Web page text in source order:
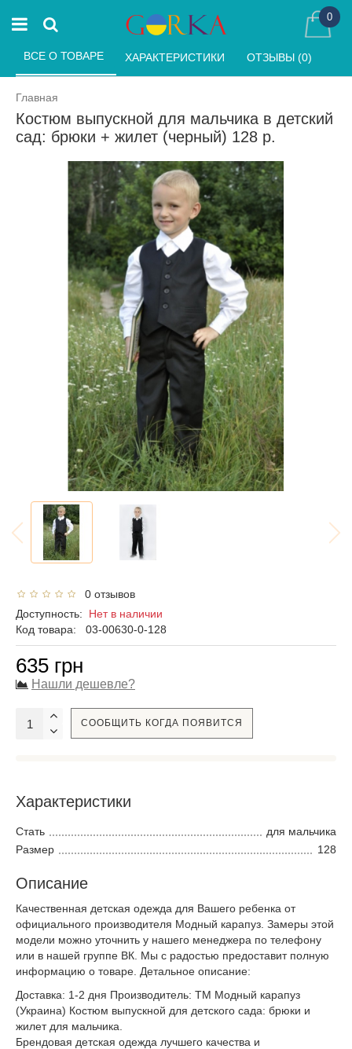
0
Главная
Костюм выпускной для мальчика в детский
сад: брюки + жилет (черный) 128 р.
ВСЕ О ТОВАРЕ ХАРАКТЕРИСТИКИ ОТЗЫВЫ (0)
0 отзывов
Доступность: Нет в наличии
Код товара:
03-00630-0-128
635 грн
Нашли дешевле?
СООБЩИТЬ КОГДА ПОЯВИТСЯ
Характеристики
Стать
для мальчика
Размер
128
Описание
Качественная детская одежда для Вашего ребенка от
официального производителя Модный карапуз. Замеры этой
модели можно уточнить у нашего менеджера по телефону
или в нашей группе ВК. Мы с радостью предоставит полную
информацию о товаре. Детальное описание:
Доставка: 1-2 дня Производитель: ТМ Модный карапуз
(Украина) Костюм выпускной для детского сада: брюки и
жилет для мальчика.
Брендовая детская одежда лучшего качества и